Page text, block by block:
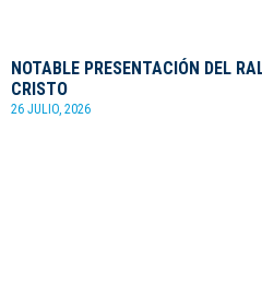
NOTABLE PRESENTACIÓN DEL
CRISTO
26 JULIO, 2026